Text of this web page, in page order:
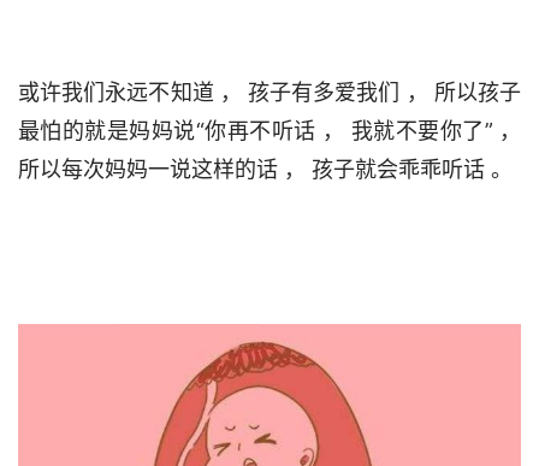
或许我们永远不知道 ， 孩子有多爱我们 ， 所以孩子
最怕的就是妈妈说“你再不听话 ， 我就不要你了” ，
所以每次妈妈一说这样的话 ， 孩子就会乖乖听话 。